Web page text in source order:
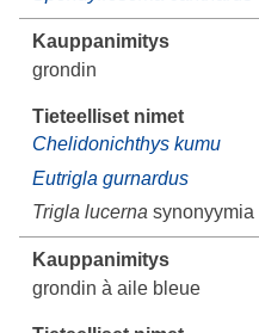
grondin
Chelidonichthys kumu
Eutrigla gurnardus
Trigla lucerna synonyymia
grondin à aile bleue